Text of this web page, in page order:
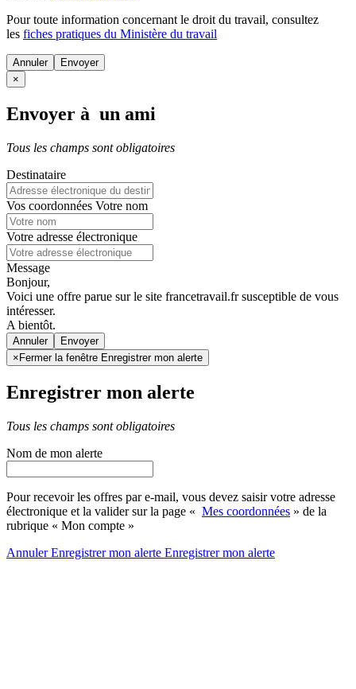
Pour toute information concernant le droit du travail, consultez
les fiches pratiques du Ministère du travail
Annuler
×
Envoyer à un ami
Tous les champs sont obligatoires
Destinataire
Vos coordonnées Votre nom
Votre adresse électronique
Message
Bonjour,
Voici une offre parue sur le site francetravail.fr susceptible de vous
intéresser.
A bientôt.
Annuler
× Fermer la fenêtre Enregistrer mon alerte
Enregistrer mon alerte
Tous les champs sont obligatoires
Nom de mon alerte
Pour recevoir les offres par e-mail, vous devez saisir votre adresse
électronique et la valider sur la page « Mes coordonnées » de la
rubrique « Mon compte »
AnnulerEnregistrer mon alerte Enregistrermon alerte